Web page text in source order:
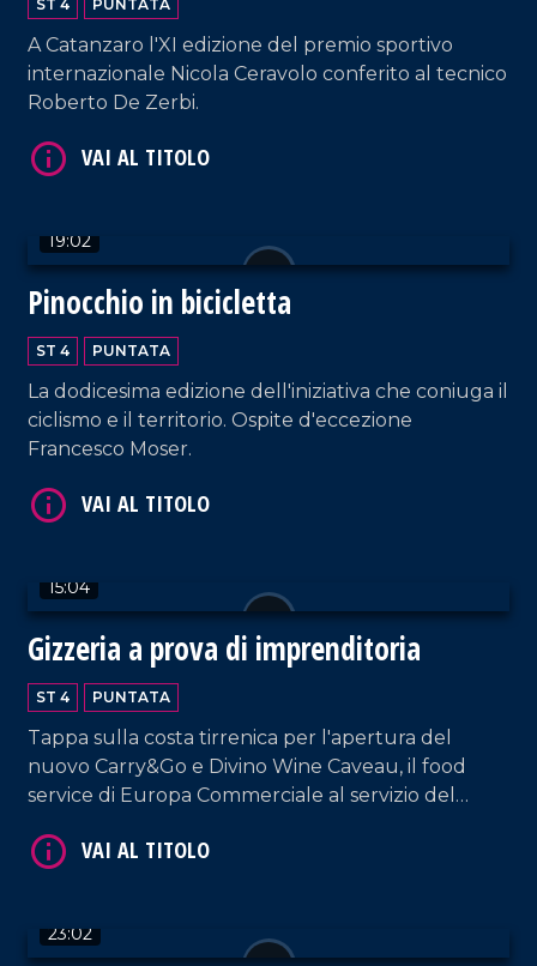
ST 4 PUNTATA
A Catanzaro l'XI edizione del premio sportivo
internazionale Nicola Ceravolo conferito al tecnico
Roberto De Zerbi.
19:02
Pinocchio in bicicletta
ST 4 PUNTATA
La dodicesima edizione dell'iniziativa che coniuga il
ciclismo e il territorio. Ospite d'eccezione
Francesco Moser.
15:04
Gizzeria a prova di imprenditoria
ST 4 PUNTATA
Tappa sulla costa tirrenica per l'apertura del
nuovo Carry&Go e Divino Wine Caveau, il food
service di Europa Commerciale al servizio del
23:02
VAI AL TITOLO
VAI AL TITOLO
VAI AL TITOLO
VAI AL TITOLO